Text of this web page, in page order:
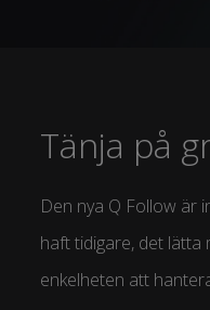
Tänja på
Den nya Q Follow är
haft tidigare, det lätta
enkelheten att